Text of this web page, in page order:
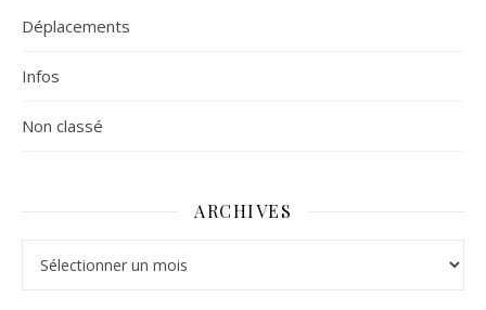
Déplacements
Infos
Non classé
ARCHIVES